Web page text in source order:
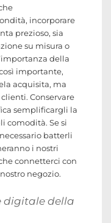
incorporare
prezioso, sia
su misura o
della
importante,
acquisita, ma
Conservare
semplificargli la
comodità. Se si
batterli
i nostri
connetterci con
negozio.
digitale della